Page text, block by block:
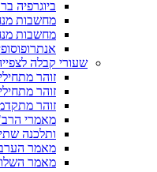
ביוגרפיה ברוח
מחשבות מנחות
מחשבות מנחות 49
שעורי קבלה
זוהר
זוהר
זוהר
מאמרי
ותלכנה
מאמר
מאמר